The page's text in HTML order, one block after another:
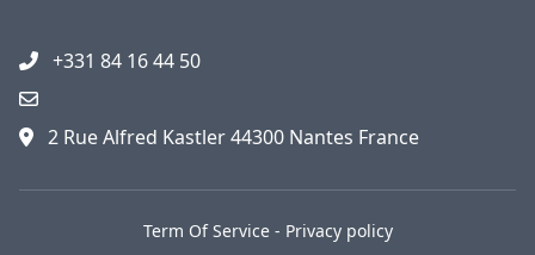
+331 84 16 44 50
2 Rue Alfred Kastler 44300 Nantes France
Term Of Service- Privacy policy